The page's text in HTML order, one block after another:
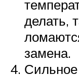
делать,
замена.